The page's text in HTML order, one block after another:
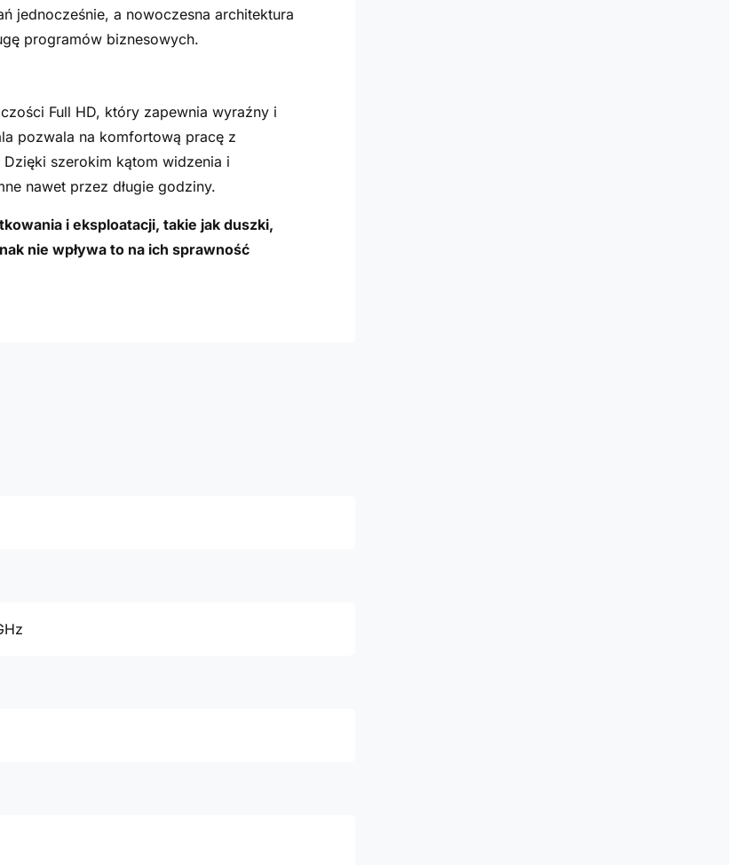
jednocześnie, a nowoczesna architektura
programów biznesowych.
Full HD, który zapewnia wyraźny i
pozwala na komfortową pracę z
szerokim kątom widzenia i
nawet przez długie godziny.
i eksploatacji, takie jak duszki,
nie wpływa to na ich sprawność